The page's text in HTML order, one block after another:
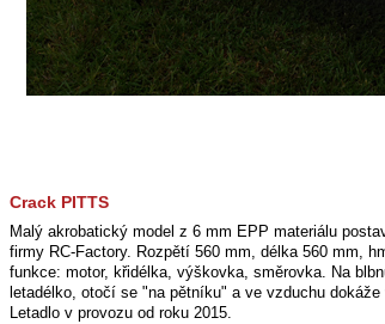
Crack PITTS
Malý akrobatický model z 6 mm EPP materiálu
firmy RC-Factory. Rozpětí 560 mm, délka 560 mm,
funkce: motor, křidélka, výškovka, směrovka. Na
letadélko, otočí se "na pětníku" a ve vzduchu
Letadlo v provozu od roku 2015.